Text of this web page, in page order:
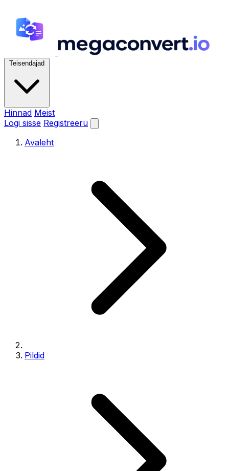
Teisendajad
Hinnad Meist
Logi sisse Registreeru
Avaleht
Pildid